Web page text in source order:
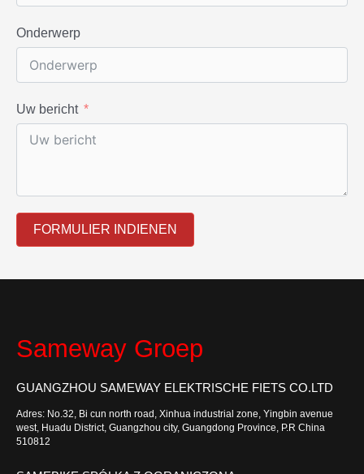
Onderwerp
Uw bericht
FORMULIER INDIENEN
Sameway Groep
GUANGZHOU SAMEWAY ELEKTRISCHE FIETS CO.LTD
Adres: No.32, Bi cun north road, Xinhua industrial zone, Yingbin avenue
west, Huadu District, Guangzhou city, Guangdong Province, P.R China
510812